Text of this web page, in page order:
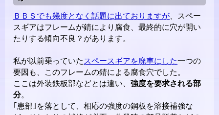
ＢＢＳでも幾度となく話題に出ておりますが 、スペー
スギアはフレームが錆により腐食、最終的に穴が開い
たりする傾向不良？があります。
私が以前乗っていた スペースギアを廃車にした一つの
要因も、このフレームの錆による腐食穴でした。
ここは外装鉄板部などとは違い、強度を要求される部
分。
｢患部｣を落として、相応の強度の鋼板を溶接補強な